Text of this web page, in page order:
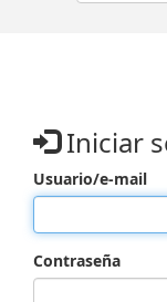
Iniciar
Usuario/e-mail
Contraseña